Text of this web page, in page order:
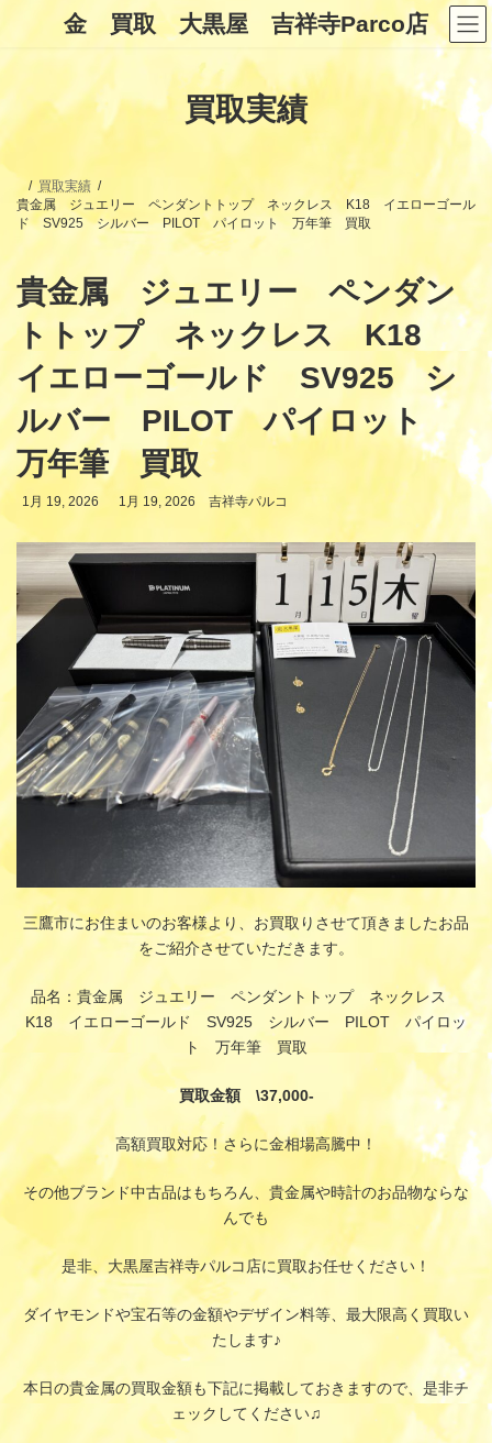
ン
キ
ッ
ー
に
移
金 買取 大黒屋 吉祥寺Parco店
買取実績
買取実績
貴金属 ジュエリー ペンダントトップ ネックレス K18 イエローゴール
ド SV925 シルバー PILOT パイロット 万年筆 買取
貴金属 ジュエリー ペンダン
トトップ ネックレス K18
イエローゴールド SV925 シ
ルバー PILOT パイロット
万年筆 買取
1月 19, 2026
最
新
1月 19, 2026 吉祥寺パルコ
三鷹市にお住まいのお客様より、お買取りさせて頂きましたお品
をご紹介させていただきます。
品名：貴金属 ジュエリー ペンダントトップ ネックレス
K18 イエローゴールド SV925 シルバー PILOT パイロッ
ト 万年筆 買取
買取金額 \37,000-
高額買取対応！さらに金相場高騰中！
その他ブランド中古品はもちろん、貴金属や時計のお品物ならな
んでも
是非、大黒屋吉祥寺パルコ店に買取お任せください！
ダイヤモンドや宝石等の金額やデザイン料等、最大限高く買取い
たします♪
本日の貴金属の買取金額も下記に掲載しておきますので、是非チ
ェックしてください♫